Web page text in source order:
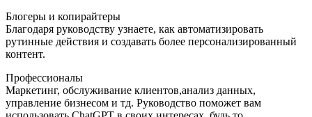
Блогеры и копирайтеры
Благодаря руководству узнаете, как автоматизировать
рутинные действия и создавать более персонализированный
контент.
Профессионалы
Маркетинг, обслуживание клиентов,анализ данных,
управление бизнесом и тд. Руководство поможет вам